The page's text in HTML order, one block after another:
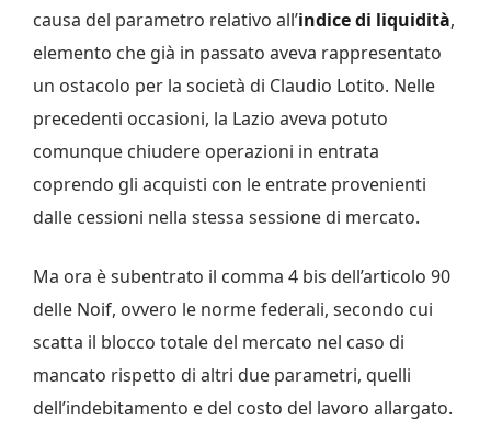
causa del parametro relativo all’indice di liquidità,
elemento che già in passato aveva rappresentato
un ostacolo per la società di Claudio Lotito. Nelle
precedenti occasioni, la Lazio aveva potuto
comunque chiudere operazioni in entrata
coprendo gli acquisti con le entrate provenienti
dalle cessioni nella stessa sessione di mercato.
Ma ora è subentrato il comma 4 bis dell’articolo 90
delle Noif, ovvero le norme federali, secondo cui
scatta il blocco totale del mercato nel caso di
mancato rispetto di altri due parametri, quelli
dell’indebitamento e del costo del lavoro allargato.